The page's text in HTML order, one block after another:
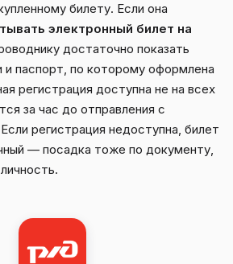
билету. Если она
электронный билет на
достаточно показать
и паспорт, по которому оформлена
регистрация доступна не на всех
за час до отправления с
регистрация недоступна, билет
— посадка тоже по документу,